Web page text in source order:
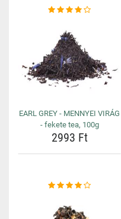
EARL GREY - MENNYEI VIRÁG
- fekete tea, 100g
2993 Ft